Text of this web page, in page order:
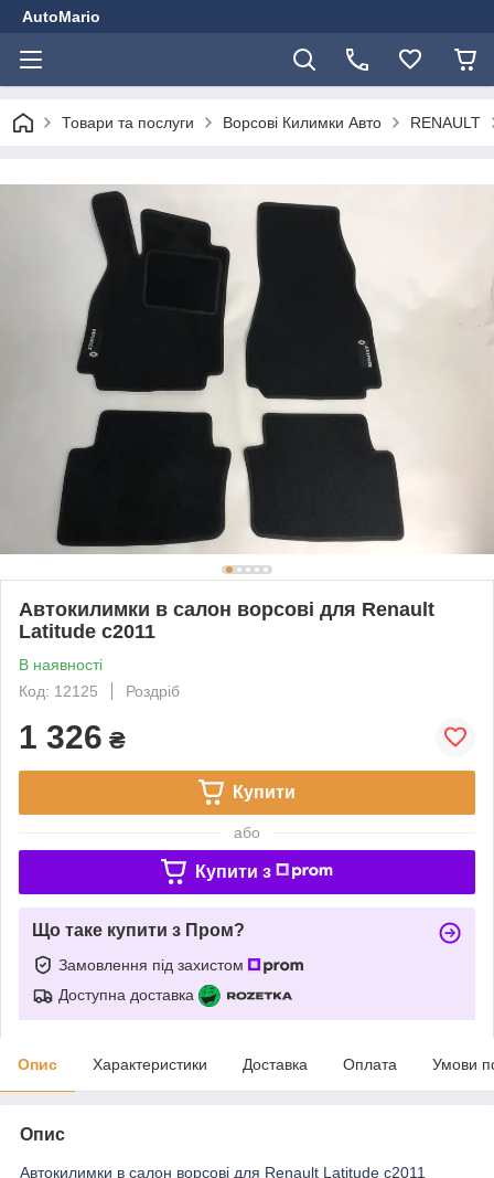
AutoMario
Товари та послуги Ворсові Килимки Авто RENAULT
Автокилимки в салон ворсові для Renault
Latitude c2011
В наявності
Код: 12125
Роздріб
1 326 ₴
Купити
або
Купити з
Що таке купити з Пром?
Замовлення під захистом
Доступна доставка
Опис Характеристики Доставка Оплата Умови
Опис
Автокилимки в салон ворсові для Renault Latitude c2011